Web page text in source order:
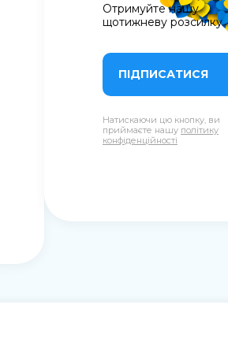
Отримуйте нашу
щотижневу розсилку
ПІДПИСАТИСЯ
Натискаючи цю кнопку, ви
приймаєте нашу політику
конфіденційності